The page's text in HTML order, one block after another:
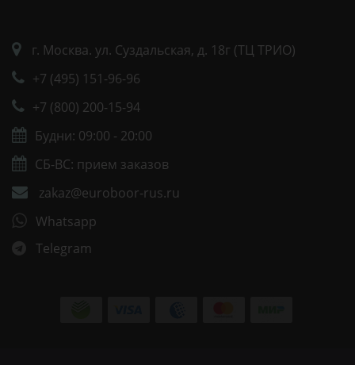
г. Москва. ул. Суздальская, д. 18г (ТЦ ТРИО)
+7 (495) 151-96-96
+7 (800) 200-15-94
Будни: 09:00 - 20:00
СБ-ВС: прием заказов
zakaz@euroboor-rus.ru
Whatsapp
Telegram